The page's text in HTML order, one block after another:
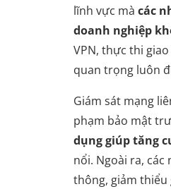
lĩnh vực mà các
doanh nghiệp
VPN, thực thi
quan trọng luôn
Giám sát mạng
phạm bảo mật
dụng giúp tăng
nổi. Ngoài ra,
thông, giảm thiểu